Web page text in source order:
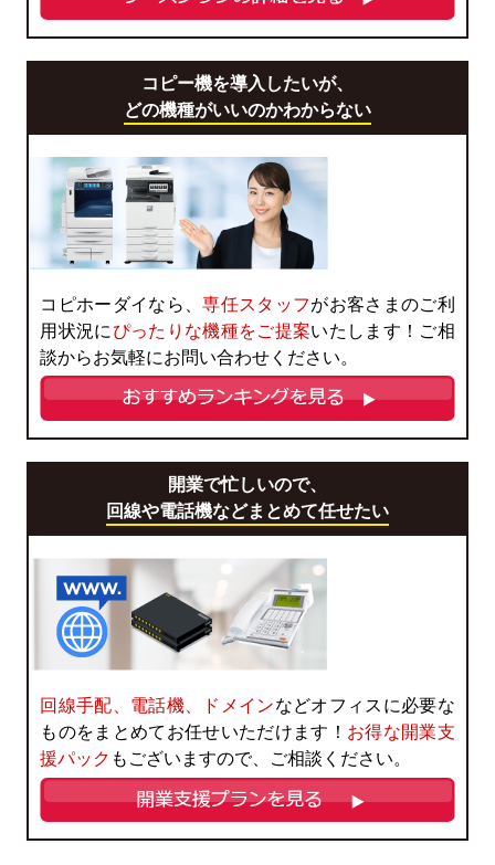
コピー機を導入したいが、
どの機種がいいのかわからない
コピホーダイなら、専任スタッフがお客さまのご利
用状況に ぴったりな機種をご提案いたします！ご相
談からお気軽にお問い合わせください。
開業で忙しいので、
回線や電話機などまとめて任せたい
回線手配、電話機、ドメインなどオフィスに必要な
ものをまとめてお任せいただけます！ お得な開業支
援パック もございますので、ご相談ください。